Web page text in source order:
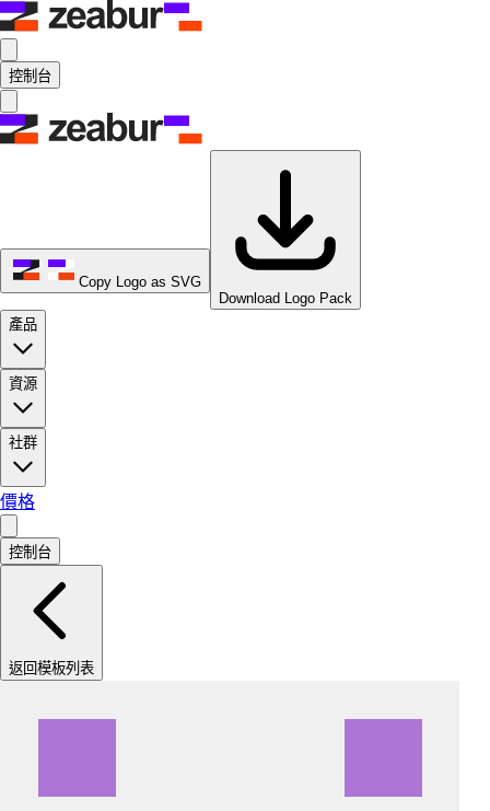
控制台
Copy Logo as SVG
Download Logo Pack
產品
資源
社群
價格
控制台
返回模板列表